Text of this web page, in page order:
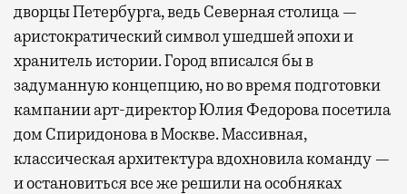
дворцы Петербурга, ведь Северная столица —
аристократический символ ушедшей эпохи и
хранитель истории. Город вписался бы в
задуманную концепцию, но во время подготовки
кампании арт-директор Юлия Федорова посетила
дом Спиридонова в Москве. Массивная,
классическая архитектура вдохновила команду —
и остановиться все же решили на особняках